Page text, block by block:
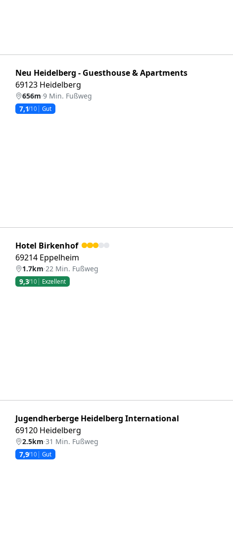
Neu Heidelberg - Guesthouse & Apartments
69123 Heidelberg
656m·9 Min. Fußweg
7,1/10 Gut
Hotel Birkenhof
69214 Eppelheim
1.7km·22 Min. Fußweg
9,3/10 Exzellent
Jugendherberge Heidelberg International
69120 Heidelberg
2.5km·31 Min. Fußweg
7,9/10 Gut